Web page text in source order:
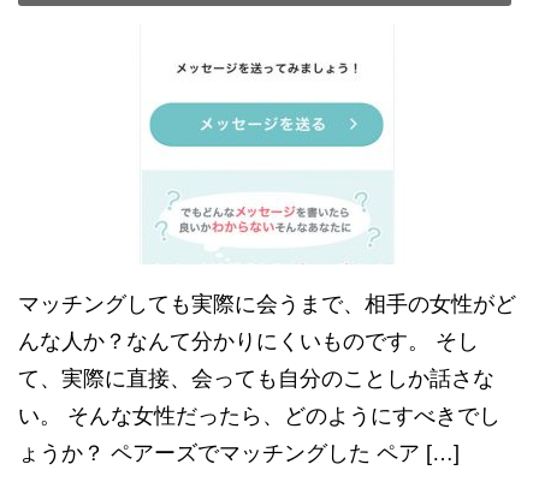
マッチングしても実際に会うまで、相手の女性がど
んな人か？なんて分かりにくいものです。 そし
て、実際に直接、会っても自分のことしか話さな
い。 そんな女性だったら、どのようにすべきでし
ょうか？ ペアーズでマッチングした ペア […]